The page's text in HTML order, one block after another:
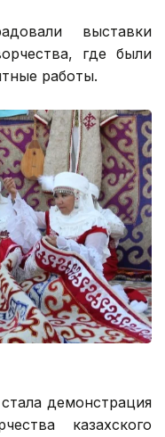
выставки
где были
работы.
демонстрация
казахского